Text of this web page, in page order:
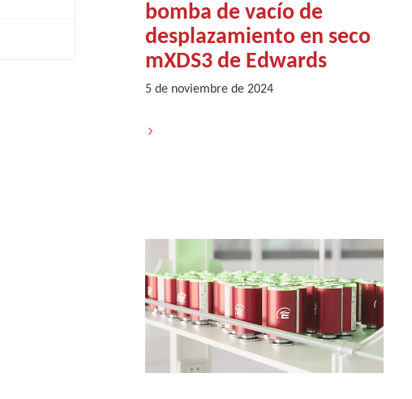
bomba de vacío de
desplazamiento en seco
mXDS3 de Edwards
5 de noviembre de 2024